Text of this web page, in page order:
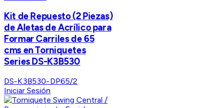
Kit de Repuesto (2 Piezas)
de Aletas de Acrílico para
Formar Carriles de 65
cms en Torniquetes
Series DS-K3B530
DS-K3B530-DP65/2
Iniciar Sesión